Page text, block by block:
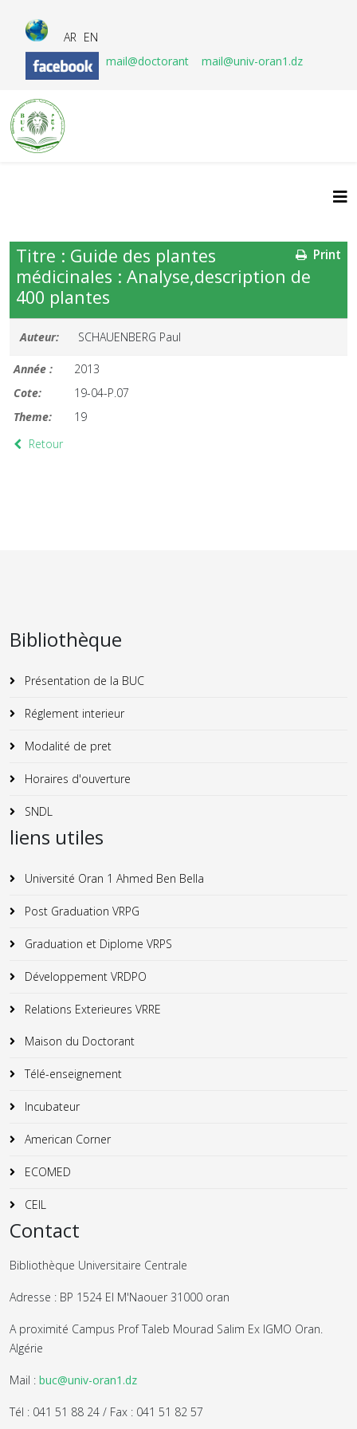
AR EN
mail@doctorant
mail@univ-oran1.dz
Print
Titre : Guide des plantes
médicinales : Analyse,description de
400 plantes
Auteur: SCHAUENBERG Paul
Année :
2013
Cote:
19-04-P.07
Theme:
19
Retour
Bibliothèque
Présentation de la BUC
Réglement interieur
Modalité de pret
Horaires d'ouverture
SNDL
liens utiles
Université Oran 1 Ahmed Ben Bella
Post Graduation VRPG
Graduation et Diplome VRPS
Développement VRDPO
Relations Exterieures VRRE
Maison du Doctorant
Télé-enseignement
Incubateur
American Corner
ECOMED
CEIL
Contact
Bibliothèque Universitaire Centrale
Adresse : BP 1524 El M'Naouer 31000 oran
A proximité Campus Prof Taleb Mourad Salim Ex IGMO Oran.
Algérie
Mail : buc@univ-oran1.dz
Tél : 041 51 88 24 / Fax : 041 51 82 57